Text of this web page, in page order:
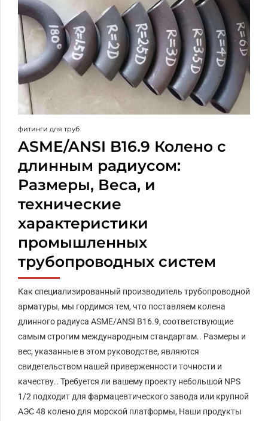
фитинги для труб
ASME/ANSI B16.9 Колено с
длинным радиусом:
Размеры, Веса, и
технические
характеристики
промышленных
трубопроводных систем
Как специализированный производитель трубопроводной
арматуры, мы гордимся тем, что поставляем колена
длинного радиуса ASME/ANSI B16.9, соответствующие
самым строгим международным стандартам.. Размеры и
вес, указанные в этом руководстве, являются
свидетельством нашей приверженности точности и
качеству.. Требуется ли вашему проекту небольшой NPS
1/2 подходит для фармацевтического завода или крупной
АЭС 48 колено для морской платформы, Наши продукты